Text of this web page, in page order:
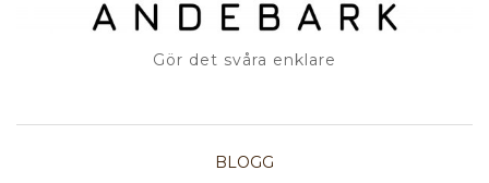
Gör det svåra enklare
BLOGG